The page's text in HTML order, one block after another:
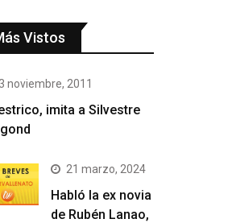
Vistos
noviembre, 2011
imita a Silvestre
21 marzo, 2024
Habló la ex novia
de Rubén Lanao,